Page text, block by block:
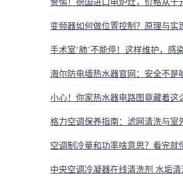
变频器如何做位置控制？原理与实
空调制冷量和功率啥意思？看完就
中央空调冷凝器在线清洗剂 水垢